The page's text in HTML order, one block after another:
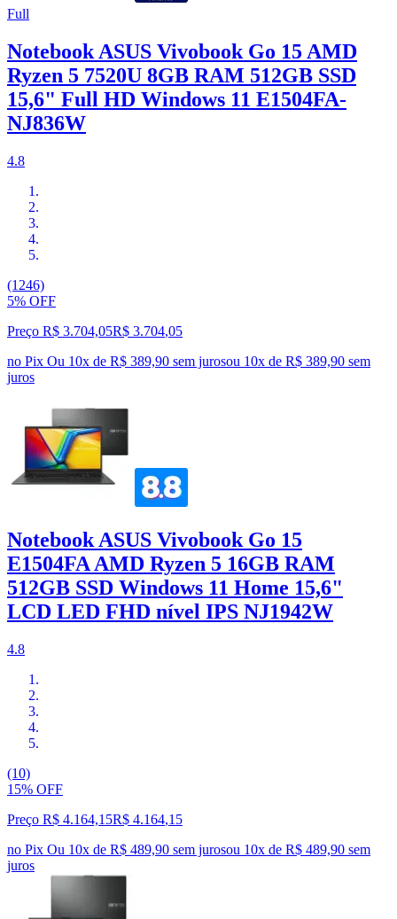
Full
Notebook ASUS Vivobook Go 15 AMD
Ryzen 5 7520U 8GB RAM 512GB SSD
15,6" Full HD Windows 11 E1504FA-
NJ836W
4.8
(1246)
5% OFF
Preço R$ 3.704,05R$ 3.704,05
no Pix Ou 10x de R$ 389,90 sem jurosou 10x de R$ 389,90 sem
juros
Notebook ASUS Vivobook Go 15
E1504FA AMD Ryzen 5 16GB RAM
512GB SSD Windows 11 Home 15,6"
LCD LED FHD nível IPS NJ1942W
4.8
(10)
15% OFF
Preço R$ 4.164,15R$ 4.164,15
no Pix Ou 10x de R$ 489,90 sem jurosou 10x de R$ 489,90 sem
juros